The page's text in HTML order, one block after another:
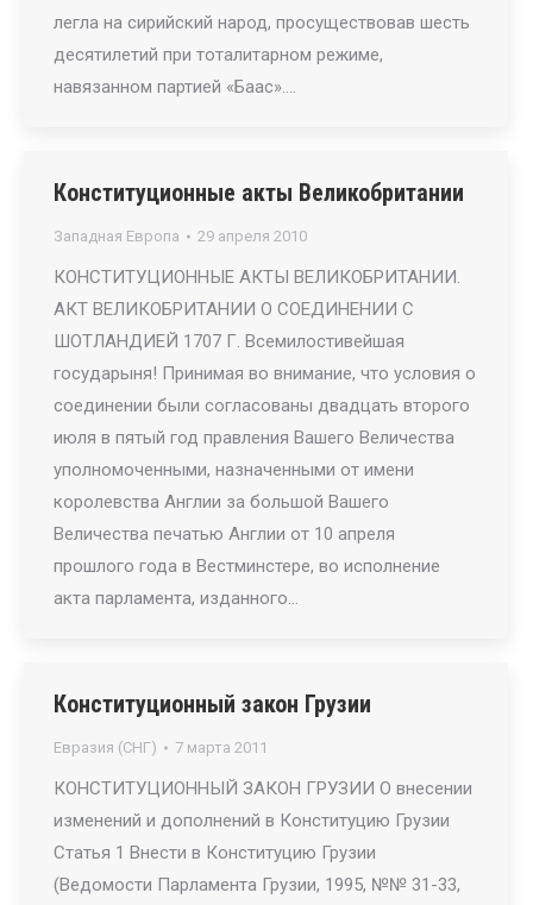
легла на сирийский народ, просуществовав шесть
десятилетий при тоталитарном режиме,
навязанном партией «Баас».…
Конституционные акты Великобритании
Западная Европа 29 апреля 2010
КОНСТИТУЦИОННЫЕ АКТЫ ВЕЛИКОБРИТАНИИ.
АКТ ВЕЛИКОБРИТАНИИ О СОЕДИНЕНИИ С
ШОТЛАНДИЕЙ 1707 Г. Всемилостивейшая
государыня! Принимая во внимание, что условия о
соединении были согласованы двадцать второго
июля в пятый год правления Вашего Величества
уполномоченными, назначенными от имени
королевства Англии за большой Вашего
Величества печатью Англии от 10 апреля
прошлого года в Вестминстере, во исполнение
акта парламента, изданного…
Конституционный закон Грузии
Евразия (СНГ) 7 марта 2011
КОНСТИТУЦИОННЫЙ ЗАКОН ГРУЗИИ О внесении
изменений и дополнений в Конституцию Грузии
Статья 1 Внести в Конституцию Грузии
(Ведомости Парламента Грузии, 1995, №№ 31-33,